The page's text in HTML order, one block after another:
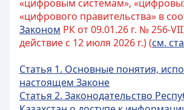
«цифровым системам»,
«цифрового правительства» в
Законом РК от 09.01.26 г. № 256-
действие с 12 июля 2026 г.) (см.
Статья 1. Основные понятия,
настоящем Законе
Статья 2. Законодательство